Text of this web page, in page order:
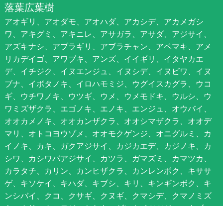
落葉広葉樹
アオギリ、アオダモ、アオハダ、アカシデ、アカメガシ
ワ、アキグミ、アキニレ、アサガラ、アサダ、アジサイ、
アズキナシ、アブラギリ、アブラチャン、アベマキ、アメ
リカデイゴ、アワブキ、アンズ、イイギリ、イタヤカエ
デ、イチジク、イヌエンジュ、イヌシデ、イヌビワ、イヌ
ブナ、イボタノキ、イロハモミジ、ウグイスカグラ、ウコ
ギ、ウチワノキ、ウツギ、ウメ、ウメモドキ、ウルシ、ウ
ワミズザクラ、エゴノキ、エノキ、エンジュ、オウバイ、
オオカメノキ、オオカンザクラ、オオシマザクラ、オオデ
マリ、オトコヨウゾメ、オオモクゲンジ、オニグルミ、カ
イノキ、カキ、ガクアジサイ、カジカエデ、カジノキ、カ
シワ、カシワバアジサイ、カツラ、ガマズミ、カマツカ、
カラタチ、カリン、カンヒザクラ、カンレンボク、キササ
ゲ、キソケイ、キハダ、キブシ、キリ、キンギンボク、キ
ンシバイ、クコ、クサギ、クヌギ、クマシデ、クマノミズ